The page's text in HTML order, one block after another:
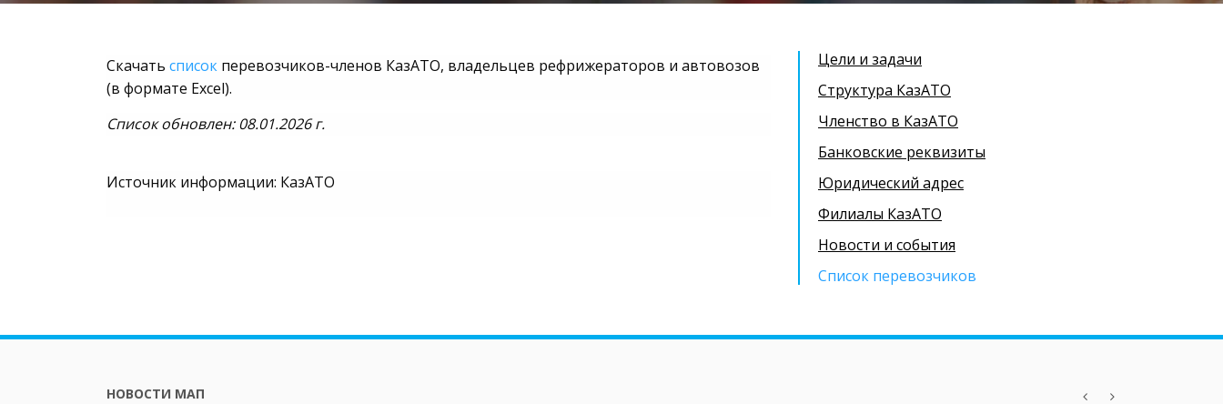
Скачать список перевозчиков-членов КазАТО, владельцев рефрижераторов и автовозов
(в формате Excel).
Cписок обновлен: 08.01.2026 г.
Источник информации: КазАТО
Цели и задачи
Структура КазАТО
Членство в КазАТО
Банковские реквизиты
Юридический адрес
Филиалы КазАТО
Новости и события
Cписок перевозчиков
НОВОСТИ МАП